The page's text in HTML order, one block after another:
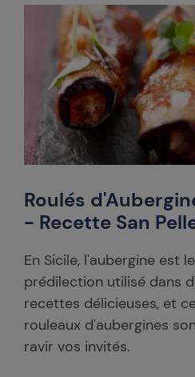
Roulés
- Recette San
En Sicile, l'aubergine est
prédilection utilisé dans
recettes délicieuses, et
rouleaux d'aubergines
ravir vos invités.